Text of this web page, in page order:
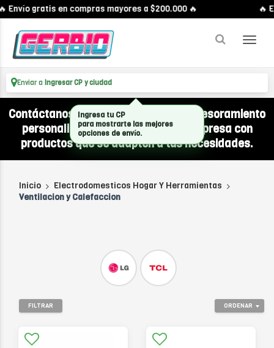
Envío gratis en compras mayores a $200.000 🔥 🔥
Enviar a Ingresar CP y ciudad
Contáctanos por WhatsApp y recibí asesoramiento
personalizado para equipar a tu empresa con
productos que se adapten a tus necesidades.
Inicio
Electrodomesticos Hogar Y Herramientas
Ventilacion y Calefaccion
ORDENAR
FILTRAR
Ingresa tu CP
para mostrarte las mejores
opciones de envío.